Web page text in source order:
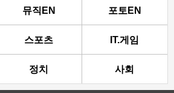
뮤직EN 포토EN
스포츠 IT.게임
정치 사회